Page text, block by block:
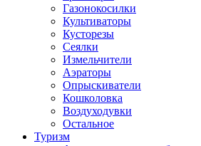
Газонокосилки
Культиваторы
Кусторезы
Сеялки
Измельчители
Аэраторы
Опрыскиватели
Кошколовка
Воздуходувки
Остальное
Туризм